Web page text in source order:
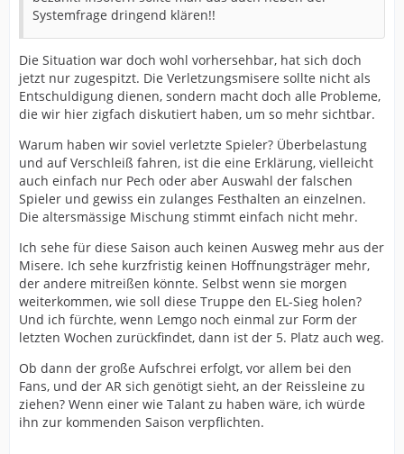
Systemfrage dringend klären!!
Die Situation war doch wohl vorhersehbar, hat sich doch
jetzt nur zugespitzt. Die Verletzungsmisere sollte nicht als
Entschuldigung dienen, sondern macht doch alle Probleme,
die wir hier zigfach diskutiert haben, um so mehr sichtbar.
Warum haben wir soviel verletzte Spieler? Überbelastung
und auf Verschleiß fahren, ist die eine Erklärung, vielleicht
auch einfach nur Pech oder aber Auswahl der falschen
Spieler und gewiss ein zulanges Festhalten an einzelnen.
Die altersmässige Mischung stimmt einfach nicht mehr.
Ich sehe für diese Saison auch keinen Ausweg mehr aus der
Misere. Ich sehe kurzfristig keinen Hoffnungsträger mehr,
der andere mitreißen könnte. Selbst wenn sie morgen
weiterkommen, wie soll diese Truppe den EL-Sieg holen?
Und ich fürchte, wenn Lemgo noch einmal zur Form der
letzten Wochen zurückfindet, dann ist der 5. Platz auch weg.
Ob dann der große Aufschrei erfolgt, vor allem bei den
Fans, und der AR sich genötigt sieht, an der Reissleine zu
ziehen? Wenn einer wie Talant zu haben wäre, ich würde
ihn zur kommenden Saison verpflichten.